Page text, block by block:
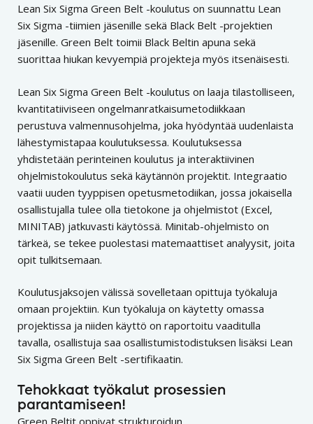
Lean Six Sigma Green Belt -koulutus on suunnattu Lean
Six Sigma -tiimien jäsenille sekä Black Belt -projektien
jäsenille. Green Belt toimii Black Beltin apuna sekä
suorittaa hiukan kevyempiä projekteja myös itsenäisesti.
Lean Six Sigma Green Belt -koulutus on laaja tilastolliseen,
kvantitatiiviseen ongelmanratkaisumetodiikkaan
perustuva valmennusohjelma, joka hyödyntää uudenlaista
lähestymistapaa koulutuksessa. Koulutuksessa
yhdistetään perinteinen koulutus ja interaktiivinen
ohjelmistokoulutus sekä käytännön projektit. Integraatio
vaatii uuden tyyppisen opetusmetodiikan, jossa jokaisella
osallistujalla tulee olla tietokone ja ohjelmistot (Excel,
MINITAB) jatkuvasti käytössä. Minitab-ohjelmisto on
tärkeä, se tekee puolestasi matemaattiset analyysit, joita
opit tulkitsemaan.
Koulutusjaksojen välissä sovelletaan opittuja työkaluja
omaan projektiin. Kun työkaluja on käytetty omassa
projektissa ja niiden käyttö on raportoitu vaaditulla
tavalla, osallistuja saa osallistumistodistuksen lisäksi Lean
Six Sigma Green Belt -sertifikaatin.
Tehokkaat työkalut prosessien
parantamiseen!
Green Beltit oppivat strukturoidun